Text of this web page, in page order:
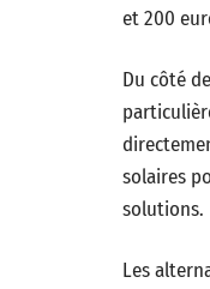
et 200
Du côté
solaires
solutions.
Les